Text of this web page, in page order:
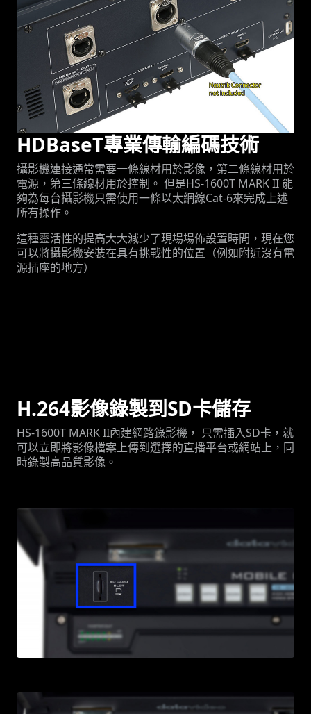
HDBaseT專業傳輸編碼技術
攝影機連接通常需要一條線材用於影像，第二條線材用於
電源，第三條線材用於控制。 但是HS-1600T MARK II 能
夠為每台攝影機只需使用一條以太網線Cat-6來完成上述
所有操作。
這種靈活性的提高大大減少了現場場佈設置時間，現在您
可以將攝影機安裝在具有挑戰性的位置（例如附近沒有電
源插座的地方）
H.264影像錄製到SD卡儲存
HS-1600T MARK II內建網路錄影機， 只需插入SD卡，就
可以立即將影像檔案上傳到選擇的直播平台或網站上，同
時錄製高品質影像。